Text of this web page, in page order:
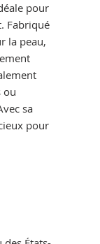
pour
Fabriqué
la peau,
ou
sa
pour